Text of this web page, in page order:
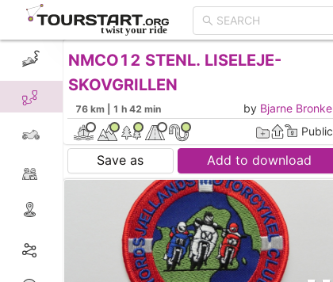
CREATE TOUR LIST
NMCO12 STENL. LISELEJE-
SKOVGRILLEN
76 km | 1 h 42 min by Bjarne Bronke
Public
Save as Add to download